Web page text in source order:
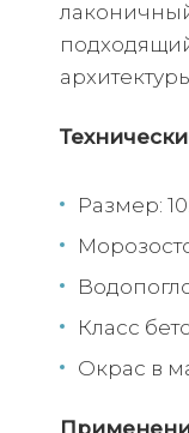
Размер:
Класс
Окрас в